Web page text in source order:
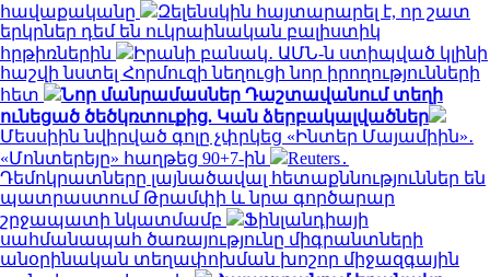
հավաքականը
Զելենսկին հայտարարել է, որ շատ
երկրներ դեմ են ուկրաինական բալիստիկ
հրթիռներին
Իրանի բանակ․ ԱՄՆ-ն ստիպված կլինի
հաշվի նստել Հորմուզի նեղուցի նոր իրողությունների
հետ
Նոր մանրամասներ Դաշտավանում տեղի
ունեցած ծեծկռտուքից. Կան ձերբակալվածներ
Մեսսիին նվիրված գոլը չփրկեց «Ինտեր Մայամիին»․
«Մոնտերեյը» հաղթեց 90+7-ին
Reuters․
Դեմոկրատները լայնածավալ հետաքննություններ են
պատրաստում Թրամփի և նրա գործարար
շրջապատի նկատմամբ
Ֆինլանդիայի
սահմանապահ ծառայությունը միգրանտների
անօրինական տեղափոխման խոշոր միջազգային